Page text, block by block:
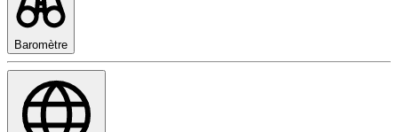
Baromètre